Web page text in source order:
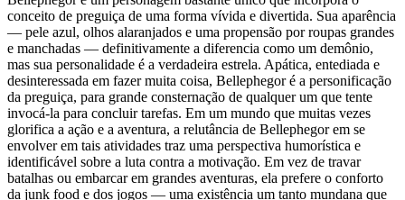
conceito de preguiça de uma forma vívida e divertida. Sua aparência
— pele azul, olhos alaranjados e uma propensão por roupas grandes
e manchadas — definitivamente a diferencia como um demônio,
mas sua personalidade é a verdadeira estrela. Apática, entediada e
desinteressada em fazer muita coisa, Bellephegor é a personificação
da preguiça, para grande consternação de qualquer um que tente
invocá-la para concluir tarefas. Em um mundo que muitas vezes
glorifica a ação e a aventura, a relutância de Bellephegor em se
envolver em tais atividades traz uma perspectiva humorística e
identificável sobre a luta contra a motivação. Em vez de travar
batalhas ou embarcar em grandes aventuras, ela prefere o conforto
da junk food e dos jogos — uma existência um tanto mundana que